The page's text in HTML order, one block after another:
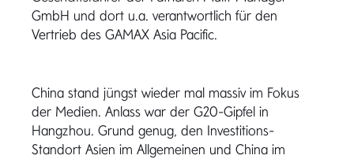
GmbH und dort u.a. verantwortlich für den
Vertrieb des GAMAX Asia Pacific.
China stand jüngst wieder mal massiv im Fokus
der Medien. Anlass war der G20-Gipfel in
Hangzhou. Grund genug, den Investitions-
Standort Asien im Allgemeinen und China im